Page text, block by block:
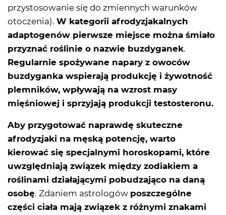
przystosowanie się do zmiennych warunków
otoczenia). W kategorii afrodyzjakalnych
adaptogenów pierwsze miejsce można śmiało
przyznać roślinie o nazwie buzdyganek.
Regularnie spożywane napary z owoców
buzdyganka wspierają produkcję i żywotność
plemników, wpływają na wzrost masy
mięśniowej i sprzyjają produkcji testosteronu.
Aby przygotować naprawdę skuteczne
afrodyzjaki na męską potencję, warto
kierować się specjalnymi horoskopami, które
uwzględniają związek między zodiakiem a
roślinami działającymi pobudzająco na daną
osobę. Zdaniem astrologów poszczególne
części ciała mają związek z różnymi znakami